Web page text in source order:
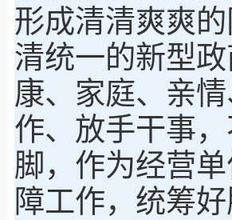
形成清清爽爽
清统一的新型
康、家庭、亲
作、放手干事
脚，作为经营
障工作，统筹